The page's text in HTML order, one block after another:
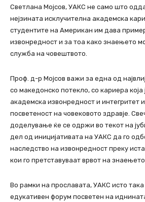
Светлана Мојсов, УАКС не само што
нејзината исклучителна академска
студентите на Американ им дава
извонредност и за тоа како знаењето
служба на човештвото.
Проф. д-р Мојсов важи за една од
со македонско потекло, со кариера
академска извонредност и интегритет
посветеност на човековото здравје.
доделување ќе се одржи во текот на
дел од иницијативата на УАКС да го
наследство на извонредност преку
кои го претставуваат врвот на
Во рамки на прославата, УАКС исто така
едукативен форум посветен на